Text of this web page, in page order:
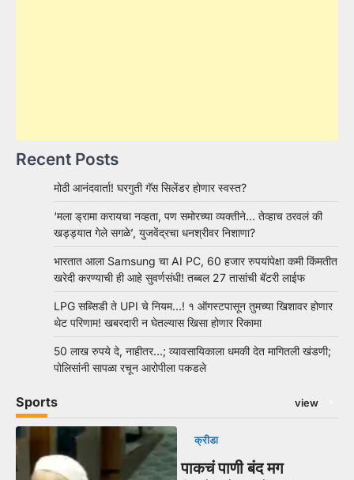
Recent Posts
मोठी आनंदवार्ता! घरगुती गॅस सिलेंडर होणार स्वस्त?
‘मला ड्रामा करायचा नव्हता, पण समोरच्या व्यक्तीने… तेव्हाच ठरवलं की
खड्ड्यात गेले सगळे’, युजवेंद्रचा धनश्रीवर निशाणा?
भारतात आला Samsung चा AI PC, 60 हजार रुपयांपेक्षा कमी किंमतीत
खरेदी करण्याची ही आहे सुवर्णसंधी! तब्बल 27 तासांची बॅटरी लाईफ
LPG सब्सिडी ते UPI चे नियम…! १ ऑगस्टपासून तुमच्या खिशावर होणार
थेट परिणाम! खबरदारी न घेतल्यास खिसा होणार रिकामा
50 लाख रुपये दे, नाहीतर…; व्यावसायिकाला धमकी देत मागितली खंडणी;
पोलिसांनी सापळा रचून आरोपीला पकडले
Sports view
क्रीडा
पाकचं पाणी बंद मग